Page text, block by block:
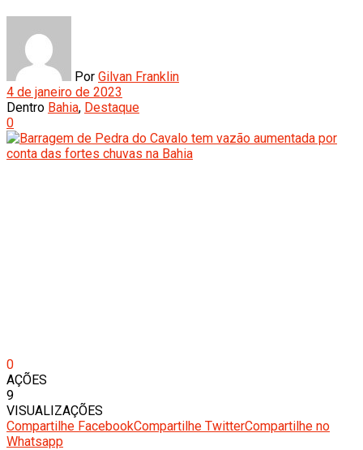
Por Gilvan Franklin
4 de janeiro de 2023
Dentro Bahia, Destaque
0
0
AÇÕES
9
VISUALIZAÇÕES
Compartilhe FacebookCompartilhe TwitterCompartilhe no
Whatsapp